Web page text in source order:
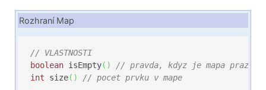
Rozhraní Map
// VLASTNOSTI
boolean isEmpty( )
// pravda, kdyz je mapa prazdna
int size( ) // pocet prvku v mape